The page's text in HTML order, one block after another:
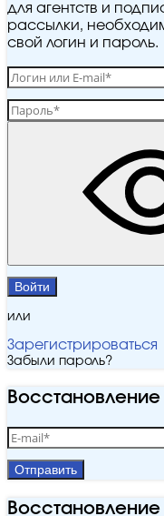
для агентств и
рассылки,
свой логин и пароль.
Войти
или
Зарегистрироваться
Забыли пароль?
Отправить